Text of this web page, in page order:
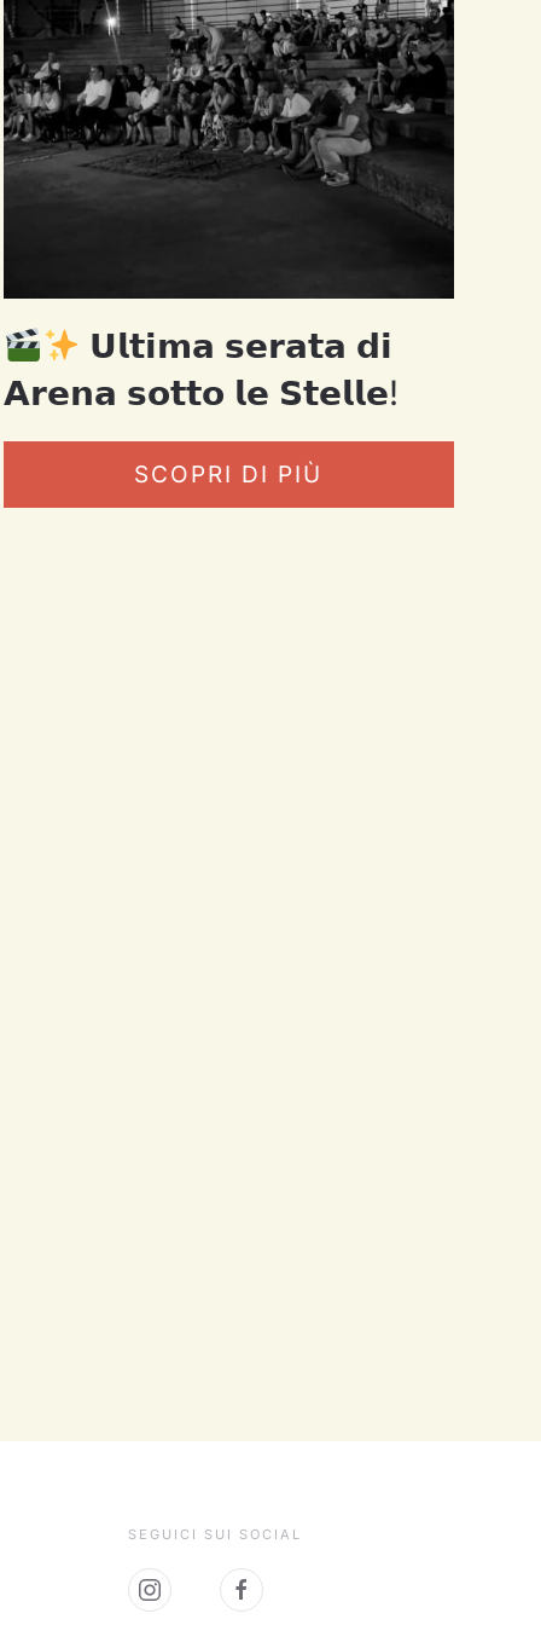
𝗨𝗹𝘁𝗶𝗺𝗮 𝘀𝗲𝗿𝗮𝘁𝗮 𝗱𝗶
𝗔𝗿𝗲𝗻𝗮 𝘀𝗼𝘁𝘁𝗼 𝗹𝗲 𝗦𝘁𝗲𝗹𝗹𝗲!
SCOPRI DI PIÙ
SEGUICI SUI SOCIAL